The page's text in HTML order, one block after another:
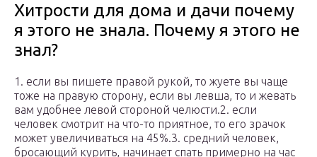
Хитрости для дома и дачи почему
я этого не знала. Почему я этого не
знал?
1. если вы пишете правой рукой, то жуете вы чаще
тоже на правую сторону, если вы левша, то и жевать
вам удобнее левой стороной челюсти.2. если
человек смотрит на что-то приятное, то его зрачок
может увеличиваться на 45%.3. средний человек,
бросающий курить, начинает спать примерно на час